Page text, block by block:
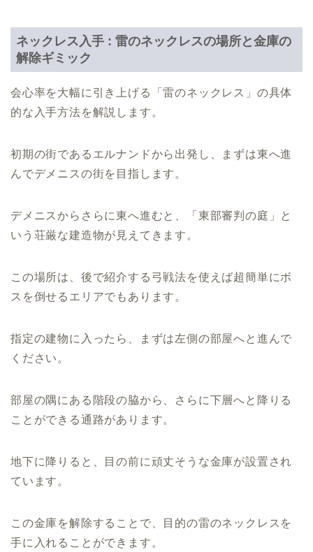
ネックレス入手 : 雷のネックレスの場所と金庫の
解除ギミック
会心率を大幅に引き上げる「雷のネックレス」の具体
的な入手方法を解説します。
初期の街であるエルナンドから出発し、まずは東へ進
んでデメニスの街を目指します。
デメニスからさらに東へ進むと、「東部審判の庭」と
いう荘厳な建造物が見えてきます。
この場所は、後で紹介する弓戦法を使えば超簡単にボ
スを倒せるエリアでもあります。
指定の建物に入ったら、まずは左側の部屋へと進んで
ください。
部屋の隅にある階段の脇から、さらに下層へと降りる
ことができる通路があります。
地下に降りると、目の前に頑丈そうな金庫が設置され
ています。
この金庫を解除することで、目的の雷のネックレスを
手に入れることができます。